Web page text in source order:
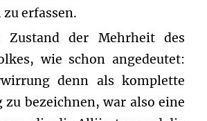
zu erfassen.
Zustand der Mehrheit des
wie schon angedeutet:
denn als komplette
bezeichnen, war also eine